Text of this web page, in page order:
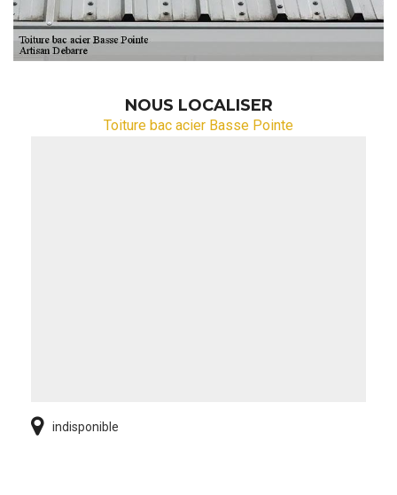
NOUS LOCALISER
Toiture bac acier Basse Pointe
indisponible